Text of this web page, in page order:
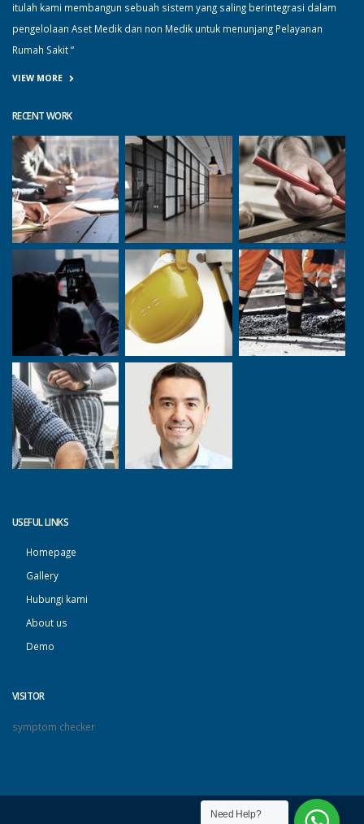
itulah kami membangun sebuah sistem yang saling berintegrasi dalam
pengelolaan Aset Medik dan non Medik untuk menunjang Pelayanan
Rumah Sakit “
VIEW MORE
RECENT WORK
USEFUL LINKS
Homepage
Gallery
Hubungi kami
About us
Demo
VISITOR
symptom checker
Need Help?